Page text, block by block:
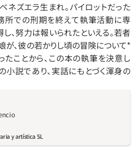
ズエラ生まれ。パイロットだった
所での刑期を終えて執筆活動に専
、努力は報いられたといえる。若者
、彼の若かりし頃の冒険について*
たことから、この本の執筆を決意し
小説であり、実話にもとづく渾身の
y artística SL